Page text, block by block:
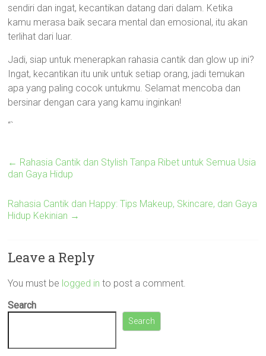
sendiri dan ingat, kecantikan datang dari dalam. Ketika
kamu merasa baik secara mental dan emosional, itu akan
terlihat dari luar.
Jadi, siap untuk menerapkan rahasia cantik dan glow up ini?
Ingat, kecantikan itu unik untuk setiap orang, jadi temukan
apa yang paling cocok untukmu. Selamat mencoba dan
bersinar dengan cara yang kamu inginkan!
“`
← Rahasia Cantik dan Stylish Tanpa Ribet untuk Semua Usia
dan Gaya Hidup
Rahasia Cantik dan Happy: Tips Makeup, Skincare, dan Gaya
Hidup Kekinian →
Leave a Reply
You must be logged in to post a comment.
Search
Search